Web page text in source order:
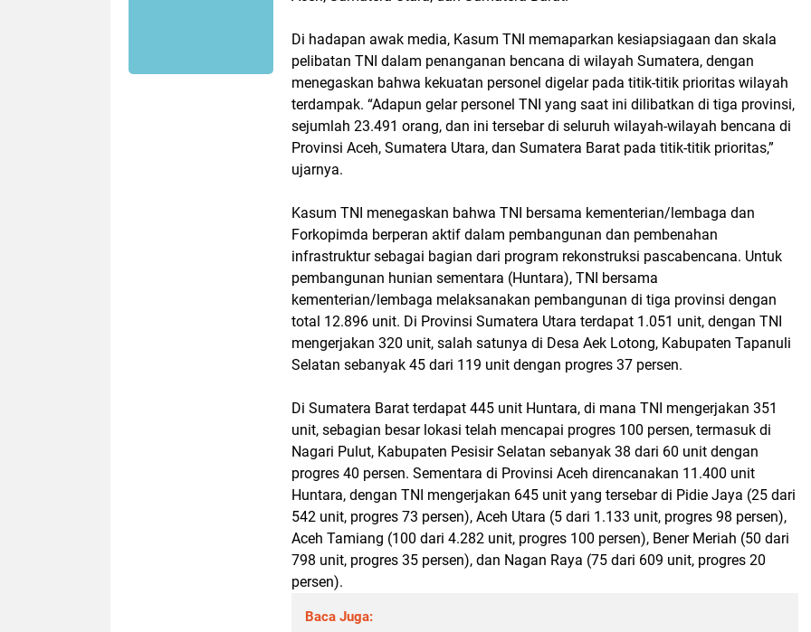
Di hadapan awak media, Kasum TNI memaparkan kesiapsiagaan dan skala
pelibatan TNI dalam penanganan bencana di wilayah Sumatera, dengan
menegaskan bahwa kekuatan personel digelar pada titik-titik prioritas wilayah
terdampak. “Adapun gelar personel TNI yang saat ini dilibatkan di tiga provinsi,
sejumlah 23.491 orang, dan ini tersebar di seluruh wilayah-wilayah bencana di
Provinsi Aceh, Sumatera Utara, dan Sumatera Barat pada titik-titik prioritas,”
ujarnya.
Kasum TNI menegaskan bahwa TNI bersama kementerian/lembaga dan
Forkopimda berperan aktif dalam pembangunan dan pembenahan
infrastruktur sebagai bagian dari program rekonstruksi pascabencana. Untuk
pembangunan hunian sementara (Huntara), TNI bersama
kementerian/lembaga melaksanakan pembangunan di tiga provinsi dengan
total 12.896 unit. Di Provinsi Sumatera Utara terdapat 1.051 unit, dengan TNI
mengerjakan 320 unit, salah satunya di Desa Aek Lotong, Kabupaten Tapanuli
Selatan sebanyak 45 dari 119 unit dengan progres 37 persen.
Di Sumatera Barat terdapat 445 unit Huntara, di mana TNI mengerjakan 351
unit, sebagian besar lokasi telah mencapai progres 100 persen, termasuk di
Nagari Pulut, Kabupaten Pesisir Selatan sebanyak 38 dari 60 unit dengan
progres 40 persen. Sementara di Provinsi Aceh direncanakan 11.400 unit
Huntara, dengan TNI mengerjakan 645 unit yang tersebar di Pidie Jaya (25 dari
542 unit, progres 73 persen), Aceh Utara (5 dari 1.133 unit, progres 98 persen),
Aceh Tamiang (100 dari 4.282 unit, progres 100 persen), Bener Meriah (50 dari
798 unit, progres 35 persen), dan Nagan Raya (75 dari 609 unit, progres 20
persen).
Baca Juga: